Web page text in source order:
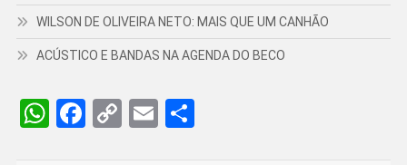
WILSON DE OLIVEIRA NETO: MAIS QUE UM CANHÃO
ACÚSTICO E BANDAS NA AGENDA DO BECO
WhatsApp
Facebook
CopyEmailShare